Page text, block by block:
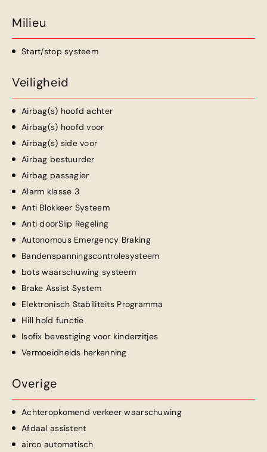
Milieu
Start/stop systeem
Veiligheid
Airbag(s) hoofd achter
Airbag(s) hoofd voor
Airbag(s) side voor
Airbag bestuurder
Airbag passagier
Alarm klasse 3
Anti Blokkeer Systeem
Anti doorSlip Regeling
Autonomous Emergency Braking
Bandenspanningscontrolesysteem
bots waarschuwing systeem
Brake Assist System
Elektronisch Stabiliteits Programma
Hill hold functie
Isofix bevestiging voor kinderzitjes
Vermoeidheids herkenning
Overige
Achteropkomend verkeer waarschuwing
Afdaal assistent
airco automatisch